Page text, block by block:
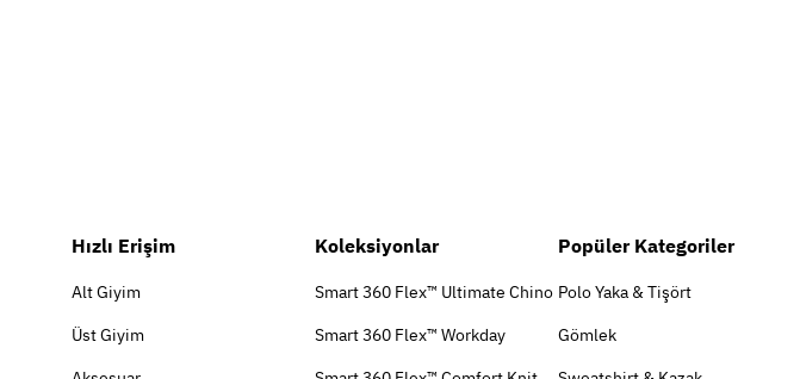
Hızlı Erişim
Alt Giyim
Üst Giyim
Koleksiyonlar
Smart 360 Flex™ Ultimate Chino
Smart 360 Flex™ Workday
Popüler Kategoriler
Polo Yaka & Tişört
Gömlek